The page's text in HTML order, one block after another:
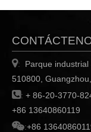
:
Parque
510800,
: + 86-20-3770-
+86 13640860119
:+86